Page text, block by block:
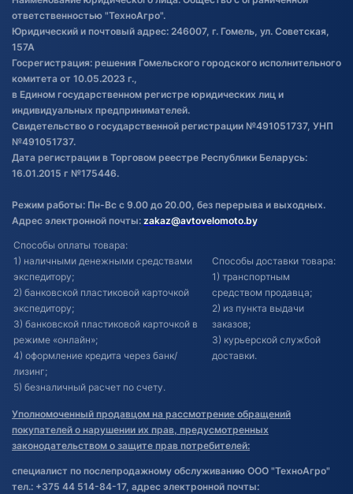
Обработка файлов cookie
Постановка транспорта на учет
Обновления в ЭПТС 2024
ответственностью "ТехноАгро".
Юридический и почтовый адрес: 246007, г. Гомель, ул. Советская,
157А
Госрегистрация: решения Гомельского городского исполнительного
комитета от 10.05.2023 г.,
в Едином государственном регистре юридических лиц и
индивидуальных предпринимателей.
Свидетельство о государственной регистрации №491051737, УНП
№491051737.
Дата регистрации в Торговом реестре Республики Беларусь:
16.01.2015 г №175446.
Режим работы: Пн-Вс с 9.00 до 20.00, без перерыва и выходных.
Адрес электронной почты: zakaz@avtovelomoto.by
Способы оплаты товара:
1) наличными денежными средствами
экспедитору;
2) банковской пластиковой карточкой
экспедитору;
3) банковской пластиковой карточкой в
режиме «онлайн»;
4) оформление кредита через банк/
лизинг;
5) безналичный расчет по счету.
Способы доставки товара:
1) транспортным
средством продавца;
2) из пункта выдачи
заказов;
3) курьерской службой
доставки.
Уполномоченный продавцом на рассмотрение обращений
покупателей о нарушении их прав, предусмотренных
законодательством о защите прав потребителей:
специалист по послепродажному обслуживанию ООО "ТехноАгро"
тел.: +375 44 514-84-17, адрес электронной почты: